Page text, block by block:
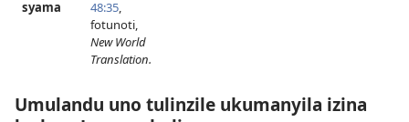
syama
48:35,
fotunoti,
New World
Translation.
Umulandu uno tulinzile ukumanyila izina